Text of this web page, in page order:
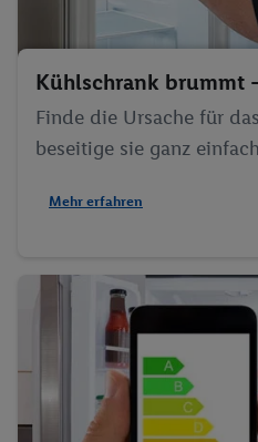
Kühlschrank brummt
Finde die Ursache für
beseitige sie ganz
Mehr erfahren